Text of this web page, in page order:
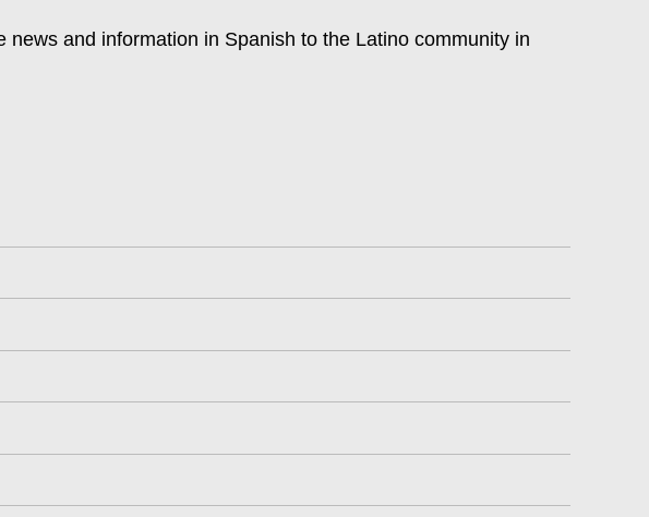
and information in Spanish to the Latino community in